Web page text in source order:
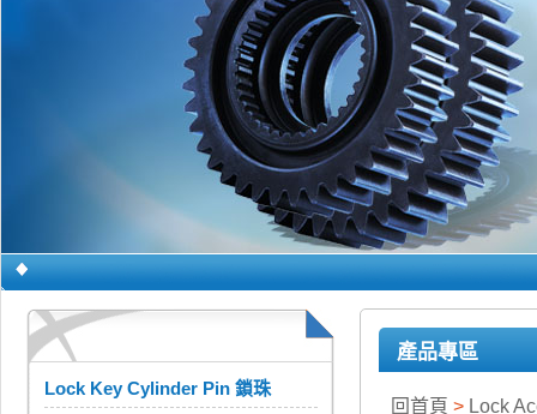
Lock Key Cylinder Pin 鎖珠
產品專區
回首頁 > Lock